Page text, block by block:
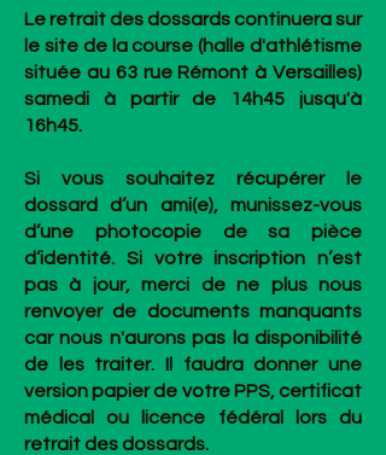
Le retrait des dossards continuera sur
le site de la course (halle d'athlétisme
située au 63 rue Rémont à Versailles)
samedi à partir de 14h45 jusqu'à
16h45.
Si vous souhaitez récupérer le
dossard d’un ami(e), munissez-vous
d’une photocopie de sa pièce
d’identité. Si votre inscription n’est
pas à jour, merci de ne plus nous
renvoyer de documents manquants
car nous n'aurons pas la disponibilité
de les traiter. Il faudra donner une
version papier de votre PPS, certificat
médical ou licence fédéral lors du
retrait des dossards.